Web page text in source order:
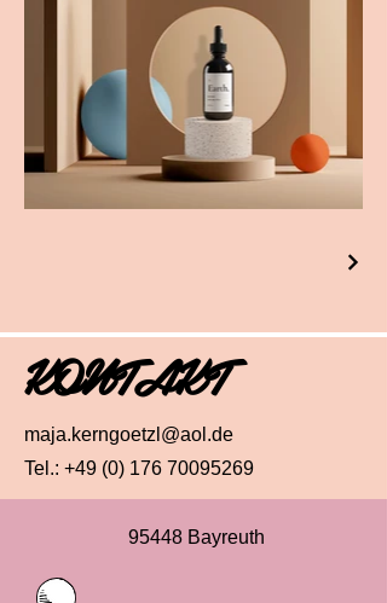
KONTAKT
maja.kerngoetzl@aol.de
Tel.: +49 (0) 176 70095269
95448 Bayreuth